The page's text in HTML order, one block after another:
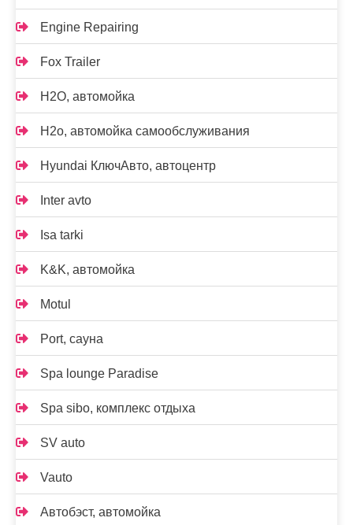
Engine Repairing
Fox Trailer
H2O, автомойка
H2o, автомойка самообслуживания
Hyundai КлючАвто, автоцентр
Inter avto
Isa tarki
K&K, автомойка
Motul
Port, сауна
Spa lounge Paradise
Spa sibo, комплекс отдыха
SV auto
Vauto
Автобэст, автомойка